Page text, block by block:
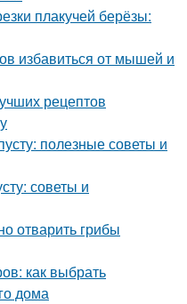
плакучей берёзы:
избавиться от мышей и
рецептов
полезные советы и
советы и
отварить грибы
как выбрать
дома